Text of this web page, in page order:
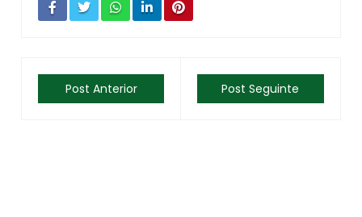
Post Anterior Post Seguinte